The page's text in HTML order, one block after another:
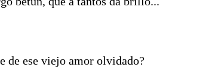
de ese viejo amor olvidado?